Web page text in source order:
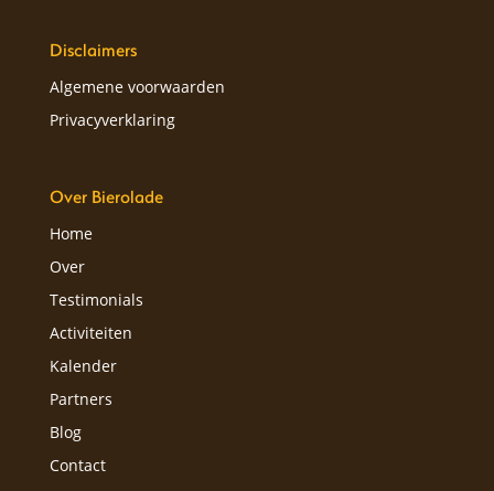
Disclaimers
Algemene voorwaarden
Privacyverklaring
Over Bierolade
Home
Over
Testimonials
Activiteiten
Kalender
Partners
Blog
Contact